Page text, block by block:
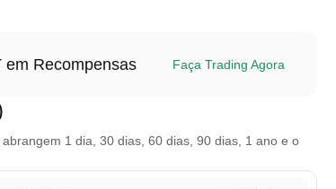
em Recompensas Faça Trading Agora
1 dia, 30 dias, 60 dias, 90 dias, 1 ano e o